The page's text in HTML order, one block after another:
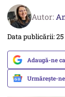
Autor:
Data publicării:
Adaugă-ne
Urmărește-